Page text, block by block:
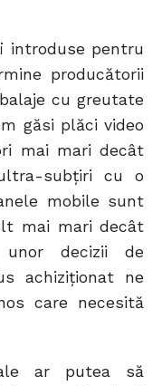
introduse pentru
producătorii
cu greutate
găsi plăci video
mai mari decât
subțiri cu o
mobile sunt
mai mari decât
decizii de
achiziționat ne
care necesită
ar putea să